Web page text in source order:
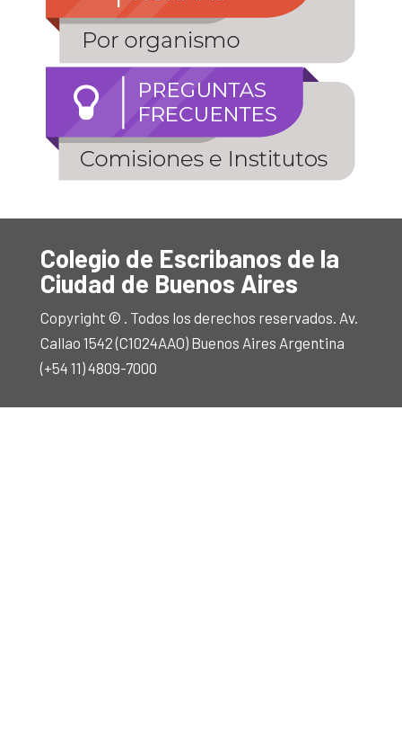
Colegio de Escribanos de la
Ciudad de Buenos Aires
Copyright © . Todos los derechos reservados. Av.
Callao 1542 (C1024AAO) Buenos Aires Argentina
(+54 11) 4809-7000